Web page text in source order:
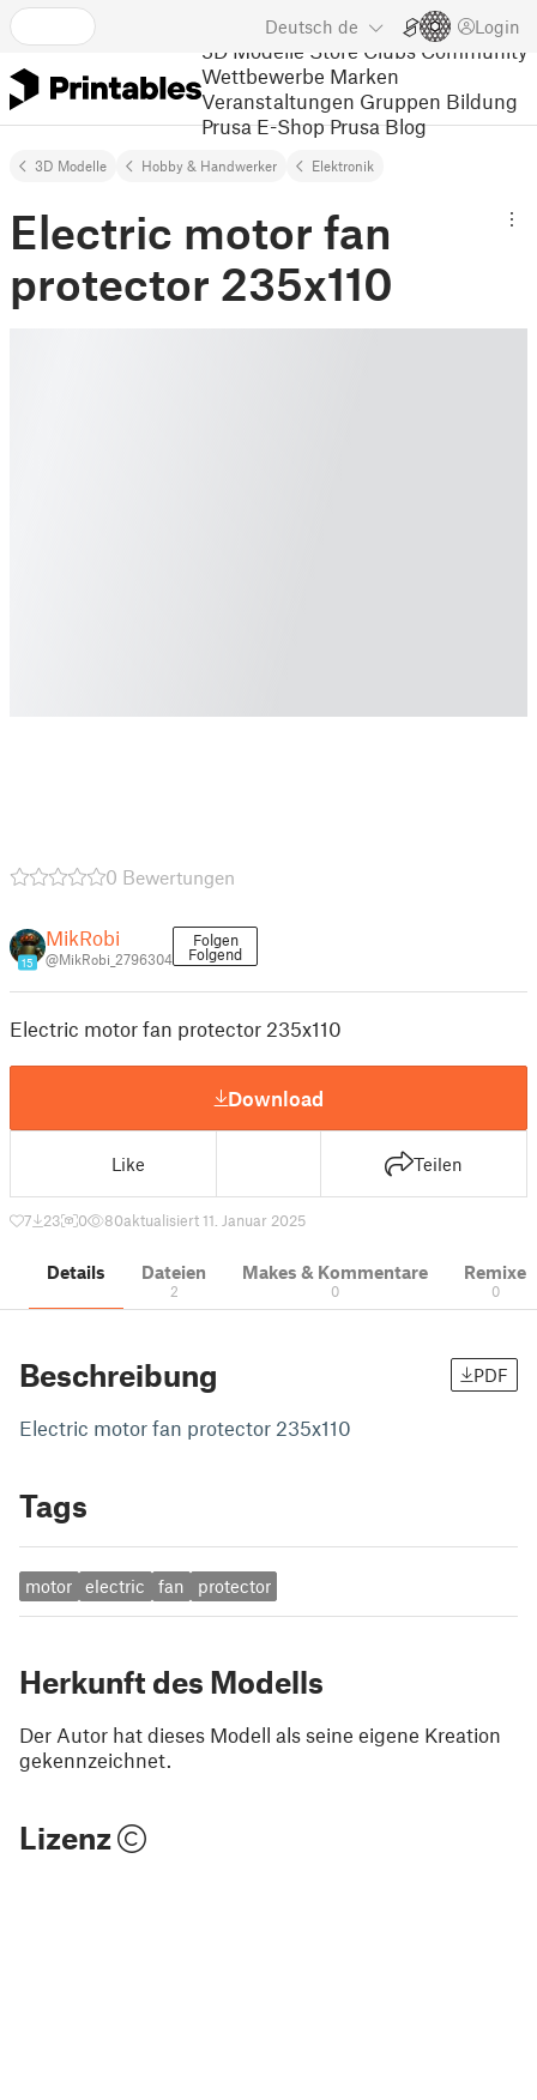
Deutsch de Login
3D Modelle Store Clubs Community
Wettbewerbe Marken
Veranstaltungen Gruppen Bildung
Prusa E-Shop Prusa Blog
3D Modelle Hobby & Handwerker Elektronik
Electric motor fan
protector 235x110
0 Bewertungen
15
MikRobi
@MikRobi_2796304
Folgen
Folgend
Electric motor fan protector 235x110
Download
Like Teilen
7 23 0 80aktualisiert 11. Januar 2025
Details Dateien
2
Makes & Kommentare
0
Remixe
0
Beschreibung PDF
Electric motor fan protector 235x110
Tags
motor electric fan protector
Herkunft des Modells
Der Autor hat dieses Modell als seine eigene Kreation
gekennzeichnet.
Lizenz